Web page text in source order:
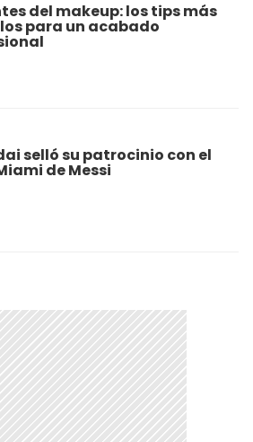
del makeup: los tips más
para un acabado
selló su patrocinio con el
de Messi